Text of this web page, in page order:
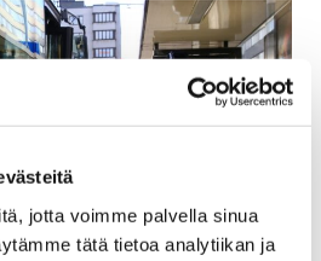
jotta voimme palvella sinua
tätä tietoa analytiikan ja